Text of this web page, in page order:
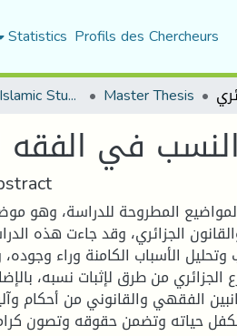
Statistics Profils des Chercheurs
Department of Islamic Studies Master Thesis
في الفقه
المطروحة للدراسة، وهو
الجزائري، وقد جاءت هذه
الأسباب الكامنة وراء وجوده،
من طرق لإثبات نسبه،
الفقهي والقانوني من أحكام
حياته وتضمن حقوقه وتصون